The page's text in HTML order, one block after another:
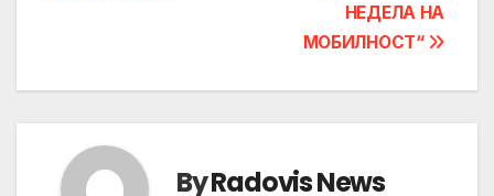
НЕДЕЛА НА
МОБИЛНОСТ“
ByRadovis News